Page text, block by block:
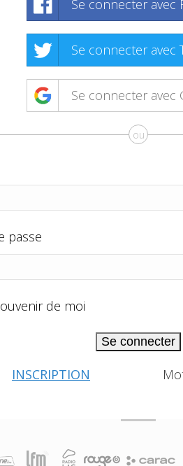
Se connecter avec
Se connecter avec
Se connecter avec
ou
passe
de moi
Se connecter
INSCRIPTION